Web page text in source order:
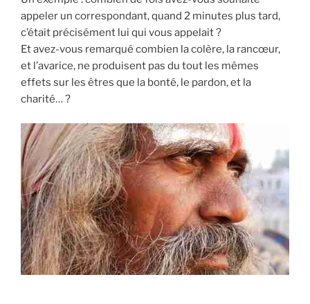
appeler un correspondant, quand 2 minutes plus tard,
c’était précisément lui qui vous appelait ?
Et avez-vous remarqué combien la colère, la rancœur,
et l’avarice, ne produisent pas du tout les mêmes
effets sur les êtres que la bonté, le pardon, et la
charité… ?